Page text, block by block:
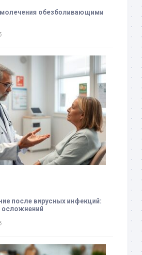
обезболивающими
после вирусных инфекций:
осложнений